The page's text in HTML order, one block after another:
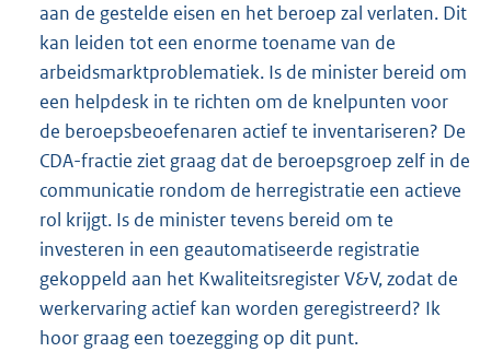
aan de gestelde eisen en het beroep zal verlaten. Dit
kan leiden tot een enorme toename van de
arbeidsmarktproblematiek. Is de minister bereid om
een helpdesk in te richten om de knelpunten voor
de beroepsbeoefenaren actief te inventariseren? De
CDA-fractie ziet graag dat de beroepsgroep zelf in de
communicatie rondom de herregistratie een actieve
rol krijgt. Is de minister tevens bereid om te
investeren in een geautomatiseerde registratie
gekoppeld aan het Kwaliteitsregister V&V, zodat de
werkervaring actief kan worden geregistreerd? Ik
hoor graag een toezegging op dit punt.